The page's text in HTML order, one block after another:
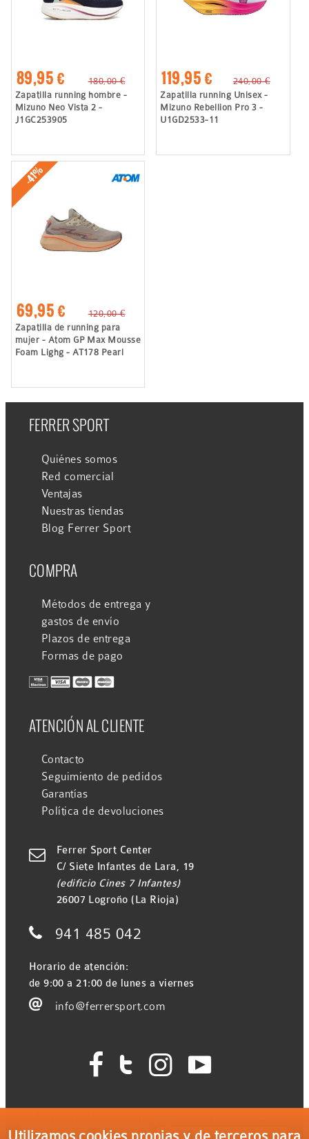
89,95 €
180,00 €
Zapatilla running hombre -
Mizuno Neo Vista 2 -
J1GC253905
119,95 €
240,00 €
Zapatilla running Unisex -
Mizuno Rebellion Pro 3 -
U1GD2533-11
-41%
69,95 €
120,00 €
Zapatilla de running para
mujer - Atom GP Max Mousse
Foam Lighg - AT178 Pearl
FERRER SPORT
Quiénes somos
Red comercial
Ventajas
Nuestras tiendas
Blog Ferrer Sport
COMPRA
Métodos de entrega y
gastos de envío
Plazos de entrega
Formas de pago
ATENCIÓN AL CLIENTE
Contacto
Seguimiento de pedidos
Garantías
Política de devoluciones

Ferrer Sport Center
C/ Siete Infantes de Lara, 19
(edificio Cines 7 Infantes)
26007 Logroño (La Rioja)
 941 485 042
Horario de atención:
de 9:00 a 21:00 de lunes a viernes
 info@ferrersport.com
   